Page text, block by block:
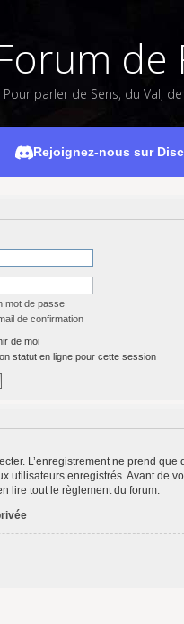
de
Pour parler de Sens, du Val,
Rejoignez-nous sur
mot de passe
de confirmation
de moi
statut en ligne pour cette session
L’enregistrement ne prend
utilisateurs enregistrés. Avant de
lire tout le règlement du forum.